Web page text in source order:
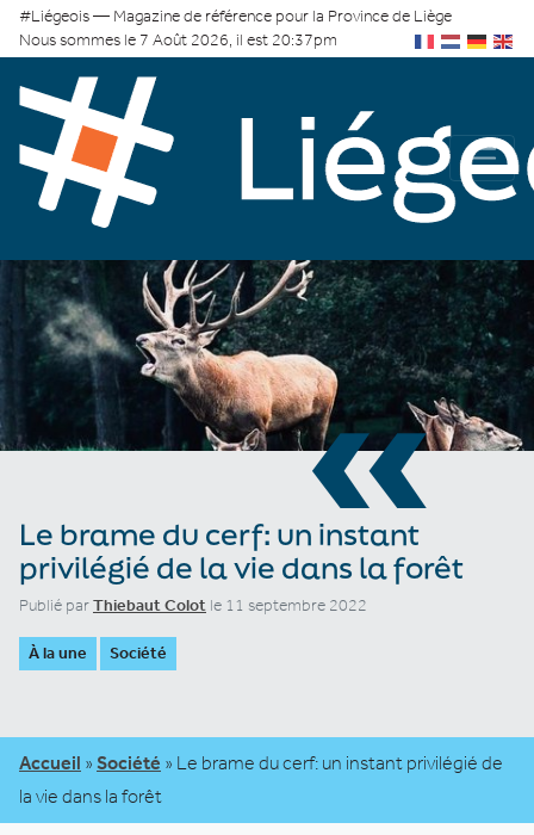
#Liégeois — Magazine de référence pour la Province de Liège
Nous sommes le 7 Août 2026, il est 20:37pm
«
Le brame du cerf: un instant
privilégié de la vie dans la forêt
Publié parThiebaut Colot le 11 septembre 2022
À la une Société
Accueil » Société » Le brame du cerf: un instant privilégié de
la vie dans la forêt